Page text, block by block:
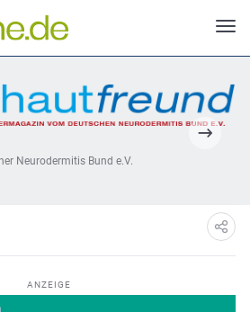
Neurodermitis Bund e.V.
ANZEIGE